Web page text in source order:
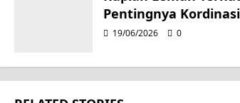
t
Pentingnya
19/06/2026 0